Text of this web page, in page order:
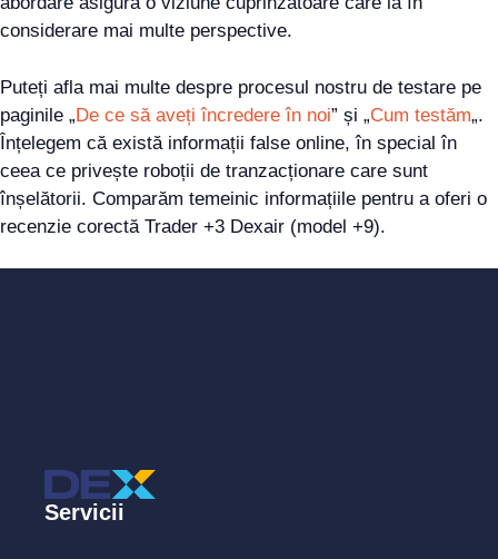
considerare mai multe perspective.
Puteți afla mai multe despre procesul nostru de testare pe
paginile „De ce să aveți încredere în noi” și „Cum testăm„.
Înțelegem că există informații false online, în special în
ceea ce privește roboții de tranzacționare care sunt
înșelătorii. Comparăm temeinic informațiile pentru a oferi o
recenzie corectă Trader +3 Dexair (model +9).
Servicii